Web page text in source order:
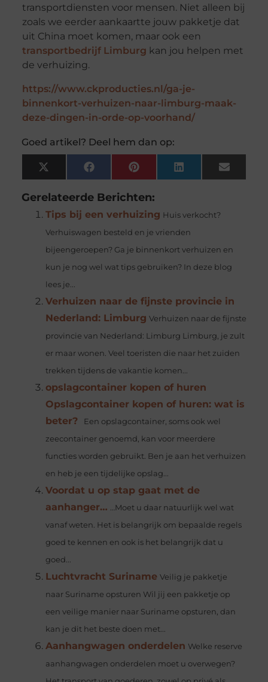
transportdiensten voor mensen. Niet alleen bij
zoals we eerder aankaartte jouw pakketje dat
uit China moet komen, maar ook een
transportbedrijf Limburg kan jou helpen met
de verhuizing.
https://www.ckproducties.nl/ga-je-
binnenkort-verhuizen-naar-limburg-maak-
deze-dingen-in-orde-op-voorhand/
Goed artikel? Deel hem dan op:
X
(Twitter)
FacebookPinterest LinkedIn Email
Gerelateerde Berichten:
Tips bij een verhuizing Huis verkocht?
Verhuiswagen besteld en je vrienden
bijeengeroepen? Ga je binnenkort verhuizen en
kun je nog wel wat tips gebruiken? In deze blog
lees je...
Verhuizen naar de fijnste provincie in
Nederland: Limburg Verhuizen naar de fijnste
provincie van Nederland: Limburg Limburg, je zult
er maar wonen. Veel toeristen die naar het zuiden
trekken tijdens de vakantie komen...
opslagcontainer kopen of huren
Opslagcontainer kopen of huren: wat is
beter?
Een opslagcontainer, soms ook wel
zeecontainer genoemd, kan voor meerdere
functies worden gebruikt. Ben je aan het verhuizen
en heb je een tijdelijke opslag...
Voordat u op stap gaat met de
aanhanger… …Moet u daar natuurlijk wel wat
vanaf weten. Het is belangrijk om bepaalde regels
goed te kennen en ook is het belangrijk dat u
goed...
Luchtvracht Suriname Veilig je pakketje
naar Suriname opsturen Wil jij een pakketje op
een veilige manier naar Suriname opsturen, dan
kan je dit het beste doen met...
Aanhangwagen onderdelen Welke reserve
aanhangwagen onderdelen moet u overwegen?